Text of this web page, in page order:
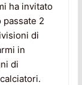
ha invitato
passate 2
di
in
di